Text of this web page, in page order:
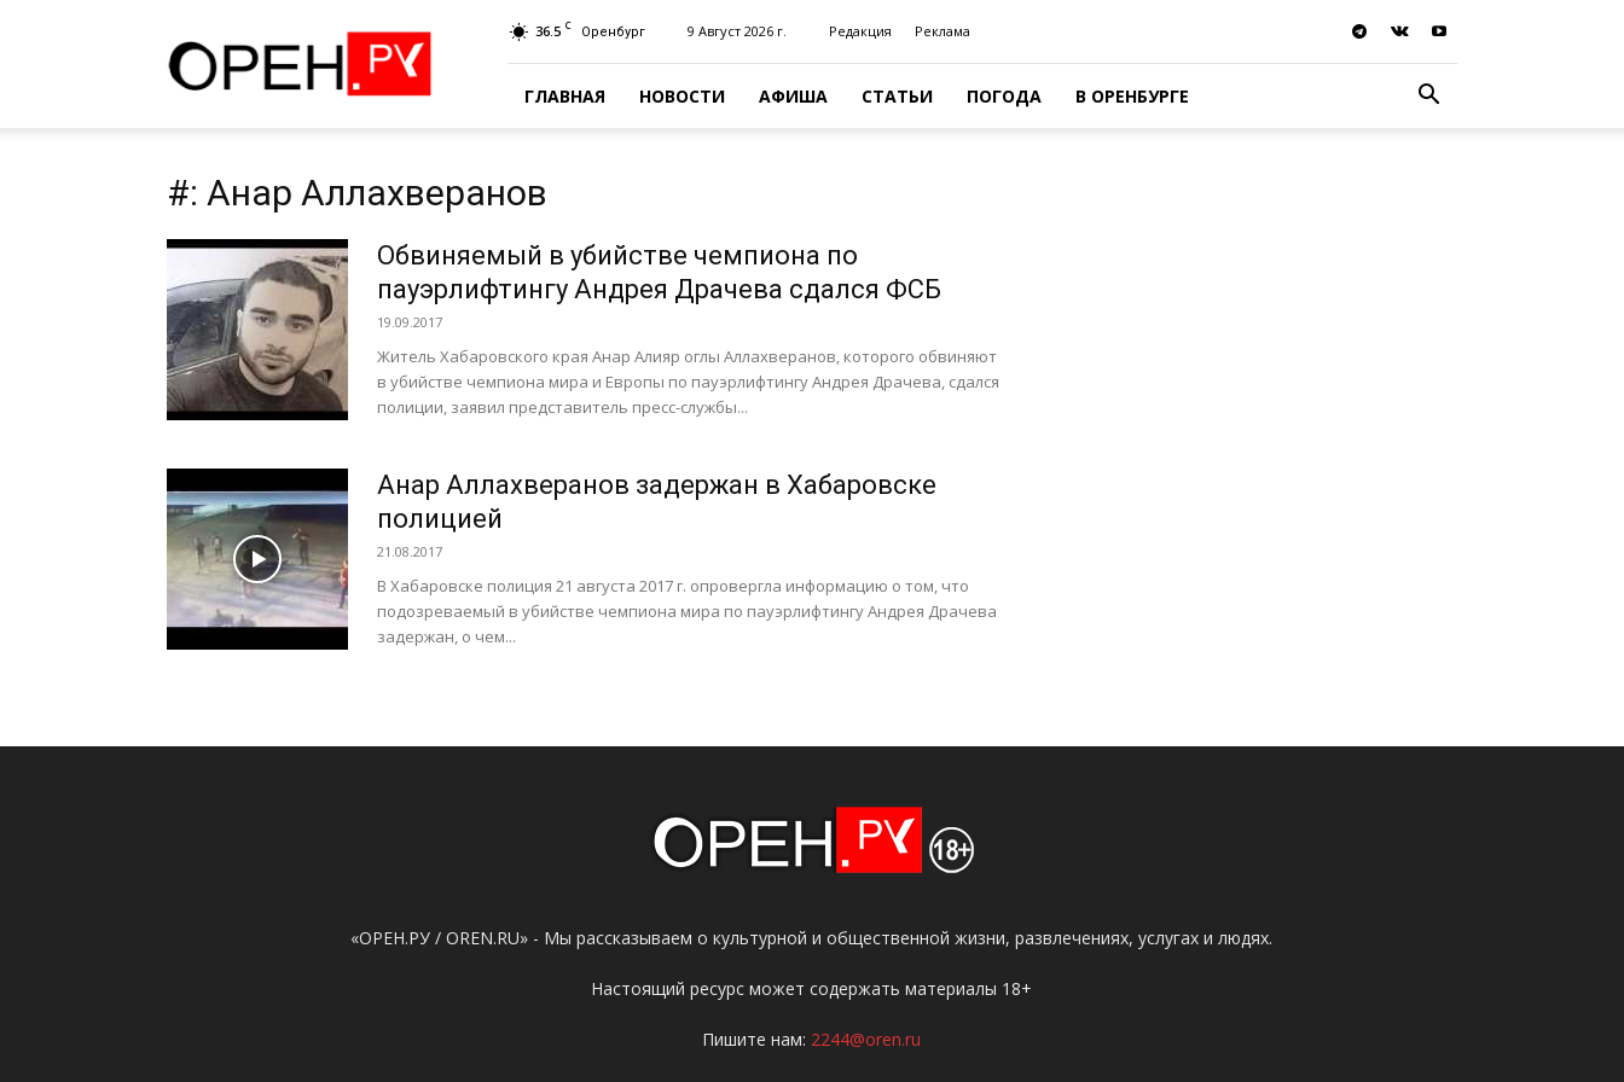
36.5 C Оренбург 9 Август 2026 г. Редакция Реклама
ГЛАВНАЯ НОВОСТИ АФИША СТАТЬИ ПОГОДА В ОРЕНБУРГЕ
#: Анар Аллахверанов
Обвиняемый в убийстве чемпиона по
пауэрлифтингу Андрея Драчева сдался ФСБ
19.09.2017
Житель Хабаровского края Анар Алияр оглы Аллахверанов, которого обвиняют
в убийстве чемпиона мира и Европы по пауэрлифтингу Андрея Драчева, сдался
полиции, заявил представитель пресс-службы...
Анар Аллахверанов задержан в Хабаровске
полицией
21.08.2017
В Хабаровске полиция 21 августа 2017 г. опровергла информацию о том, что
подозреваемый в убийстве чемпиона мира по пауэрлифтингу Андрея Драчева
задержан, о чем...
«ОРЕН.РУ / OREN.RU» - Мы рассказываем о культурной и общественной жизни, развлечениях, услугах и людях.
Настоящий ресурс может содержать материалы 18+
Пишите нам: 2244@oren.ru